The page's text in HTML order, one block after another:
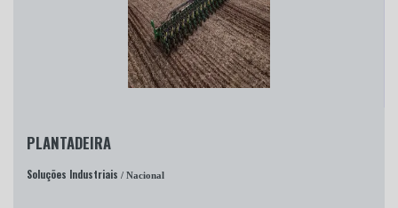
PLANTADEIRA
Soluções Industriais / Nacional